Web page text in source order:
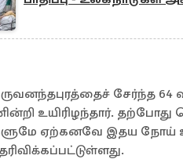
சேர்ந்த 64
உயிரிழந்தார்.
ஏற்கனவே இதய நோய்